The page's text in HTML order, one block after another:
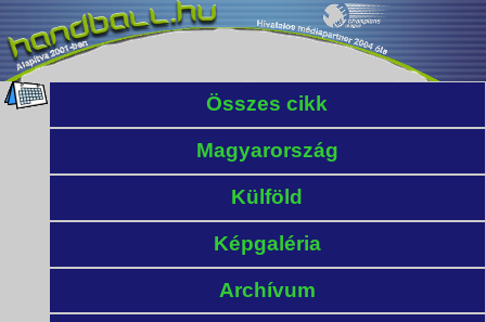
Összes cikk
Magyarország
Külföld
Képgaléria
Archívum